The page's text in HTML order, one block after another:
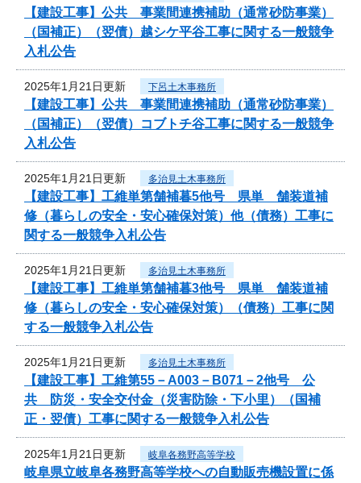
【建設工事】公共 事業間連携補助（通常砂防事業）
（国補正）（翌債）越シケ平谷工事に関する一般競争
入札公告
2025年1月21日更新 下呂土木事務所
【建設工事】公共 事業間連携補助（通常砂防事業）
（国補正）（翌債）コブトチ谷工事に関する一般競争
入札公告
2025年1月21日更新 多治見土木事務所
【建設工事】工維単第舗補暮5他号 県単 舗装道補
修（暮らしの安全・安心確保対策）他（債務）工事に
関する一般競争入札公告
2025年1月21日更新 多治見土木事務所
【建設工事】工維単第舗補暮3他号 県単 舗装道補
修（暮らしの安全・安心確保対策）（債務）工事に関
する一般競争入札公告
2025年1月21日更新 多治見土木事務所
【建設工事】工維第55－A003－B071－2他号 公
共 防災・安全交付金（災害防除・下小里）（国補
正・翌債）工事に関する一般競争入札公告
2025年1月21日更新 岐阜各務野高等学校
岐阜県立岐阜各務野高等学校への自動販売機設置に係